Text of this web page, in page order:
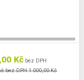
Kč bez DPH
bez DPH 1 000,00 Kč